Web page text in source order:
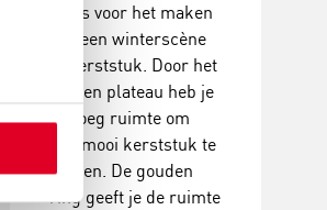
basis voor het maken
van een winterscène
of kerststuk. Door het
houten plateau heb je
genoeg ruimte om
een mooi kerststuk te
maken. De gouden
ring geeft je de ruimte